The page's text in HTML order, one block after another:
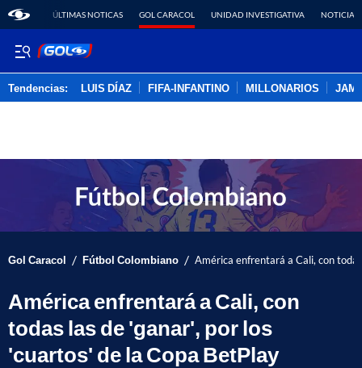
ÚLTIMAS NOTICAS GOL CARACOL UNIDAD INVESTIGATIVA NOTICIAS
Tendencias: LUIS DÍAZ FIFA-INFANTINO MILLONARIOS
Gol Caracol / Fútbol Colombiano / América enfrentará a Cali, con
América enfrentará a Cali, con
todas las de 'ganar', por los
'cuartos' de la Copa BetPlay